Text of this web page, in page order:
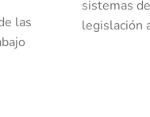
las
sistemas
legislación